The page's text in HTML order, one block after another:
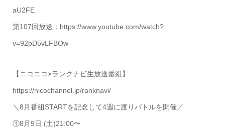
aU2FE
第107回放送：https://www.youtube.com/watch?
v=92pD5vLFBOw
【ニコニコ×ランクナビ生放送番組】
https://nicochannel.jp/ranknavi/
＼8月番組STARTを記念して4週に渡りバトルを開催／
①8月9日 (土)21:00〜